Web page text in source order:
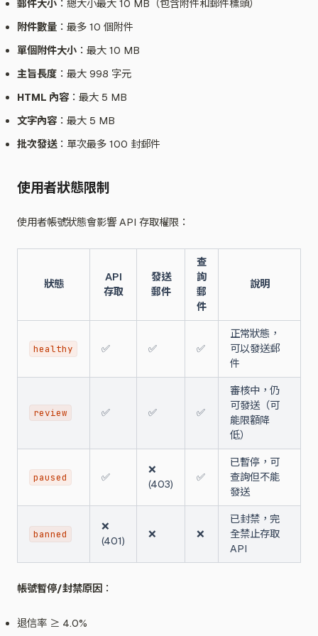
郵件大小 ：總大小最大 10 MB（包含附件和郵件標頭）
附件數量 ：最多 10 個附件
單個附件大小 ：最大 10 MB
主旨長度 ：最大 998 字元
HTML 內容 ：最大 5 MB
文字內容 ：最大 5 MB
批次發送：單次最多 100 封郵件
使用者狀態限制
使用者帳號狀態會影響 API 存取權限：
狀態
API
存取
發送
郵件
查
詢
郵
件
說明
healthy ✅ ✅ ✅
正常狀態，
可以發送郵
件
review ✅ ✅ ✅
審核中，仍
可發送（可
能限額降
低）
paused ✅
❌
(403)
✅
已暫停，可
查詢但不能
發送
banned
❌
(401)
❌ ❌
已封禁，完
全禁止存取
API
帳號暫停/封禁原因 ：
退信率 ≥ 4.0%